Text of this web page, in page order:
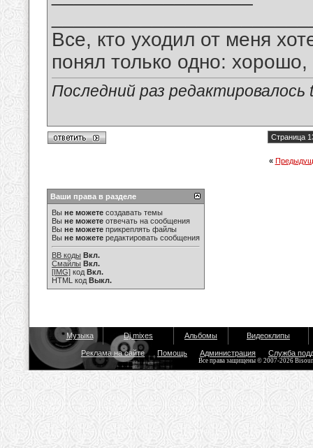
Все, кто уходил от меня
понял только одно:
Последний раз
Страница
«
Ваши права в разделе
Вы не можете создавать темы
Вы не можете отвечать на сообщения
Вы не можете прикреплять файлы
Вы не можете редактировать сообщения
BB коды Вкл.
Смайлы Вкл.
[IMG] код Вкл.
HTML код Выкл.
Музыка Dj mixes Альбомы Видеоклипы
Реклама на сайте Помощь Администрация Служба
Все права защищены © 2007-2026